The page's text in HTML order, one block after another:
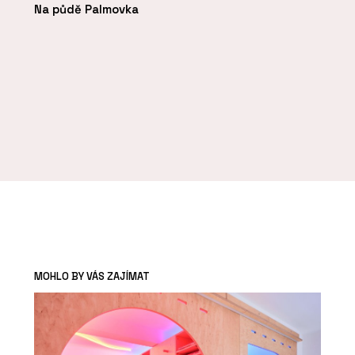
Na půdě Palmovka
MOHLO BY VÁS ZAJÍMAT